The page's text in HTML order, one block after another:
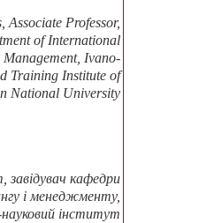
Associate Professor,
of International
Ivano-
Training Institute of
National University
завідувач кафедри
і менеджменту,
науковий інститут